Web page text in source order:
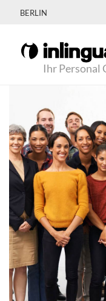
BERLIN
Ihr Personal